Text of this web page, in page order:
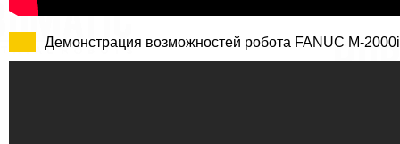
Демонстрация возможностей робота FANUC M-